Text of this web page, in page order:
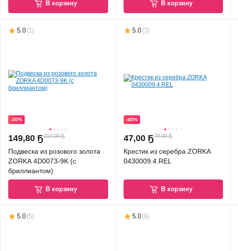
В корзину В корзину
5.0 (1)
-30%
149,80 Ҕ214,00 Ҕ
Подвеска из розового золота
ZORKA 4D0073-9K (с
бриллиантом)
В корзину
5.0 (3)
-40%
47,00 Ҕ78,00 Ҕ
Крестик из серебра ZORKA
0430009.4.REL
В корзину
5.0 (5) 5.0 (6)